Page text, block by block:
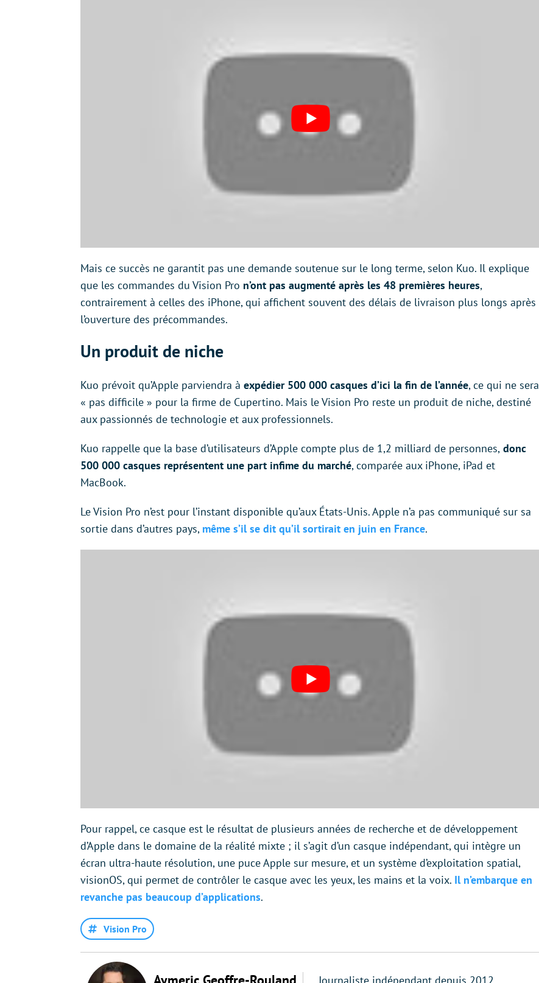
Mais ce succès ne garantit pas une demande soutenue sur le long terme, selon Kuo. Il explique
que les commandes du Vision Pro n’ont pas augmenté après les 48 premières heures,
contrairement à celles des iPhone, qui affichent souvent des délais de livraison plus longs après
l’ouverture des précommandes.
Un produit de niche
Kuo prévoit qu’Apple parviendra à expédier 500 000 casques d’ici la fin de l’année, ce qui ne sera
« pas difficile » pour la firme de Cupertino. Mais le Vision Pro reste un produit de niche, destiné
aux passionnés de technologie et aux professionnels.
Kuo rappelle que la base d’utilisateurs d’Apple compte plus de 1,2 milliard de personnes, donc
500 000 casques représentent une part infime du marché, comparée aux iPhone, iPad et
MacBook.
Le Vision Pro n’est pour l’instant disponible qu’aux États-Unis. Apple n’a pas communiqué sur sa
sortie dans d’autres pays, même s’il se dit qu’il sortirait en juin en France.
Pour rappel, ce casque est le résultat de plusieurs années de recherche et de développement
d’Apple dans le domaine de la réalité mixte ; il s’agit d’un casque indépendant, qui intègre un
écran ultra-haute résolution, une puce Apple sur mesure, et un système d’exploitation spatial,
visionOS, qui permet de contrôler le casque avec les yeux, les mains et la voix. Il n’embarque en
revanche pas beaucoup d’applications.
Vision Pro